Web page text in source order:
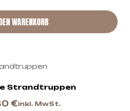
WARENKORB
Strandtruppen
€inkl. MwSt.